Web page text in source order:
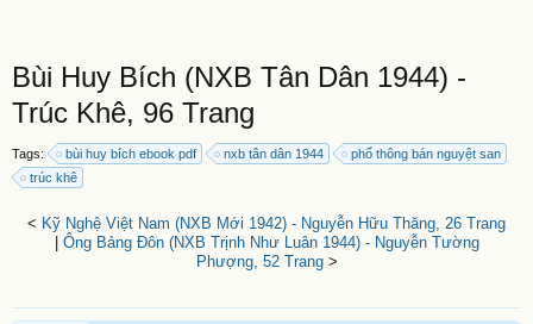
Bùi Huy Bích (NXB Tân Dân 1944) -
Trúc Khê, 96 Trang
Tags: bùi huy bích ebook pdf nxb tân dân 1944
phổ thông bán nguyệt san
trúc khê
< Kỹ Nghệ Việt Nam (NXB Mới 1942) - Nguyễn Hữu Thăng, 26 Trang
Ông Bảng Đôn (NXB Trịnh Như Luân 1944) - Nguyễn Tường
Phượng, 52 Trang>